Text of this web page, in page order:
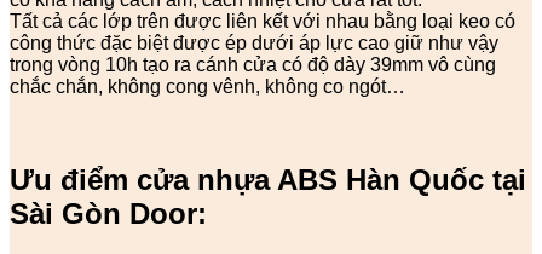
Tất cả các lớp trên được liên kết với nhau bằng loại keo có
công thức đặc biệt được ép dưới áp lực cao giữ như vậy
trong vòng 10h tạo ra cánh cửa có độ dày 39mm vô cùng
chắc chắn, không cong vênh, không co ngót…
Ưu điểm cửa nhựa ABS Hàn Quốc tại
Sài Gòn Door: